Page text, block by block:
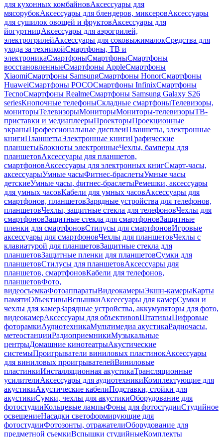
для кухонных комбайновАксессуары для
мясорубокАксессуары для блендеров, миксеровАксессуары
для сушилок овощей и фруктовАксессуары для
йогуртницАксессуары для аэрогрилей,
электрогрилейАксессуары для соковыжималокСредства для
ухода за техникойСмартфоны, ТВ и
электроникаСмартфоныСмартфоныСмартфоны
восстановленныеСмартфоны AppleСмартфоны
XiaomiСмартфоны SamsungСмартфоны HonorСмартфоны
HuaweiСмартфоны POCOСмартфоны InfinixСмартфоны
TecnoСмартфоны RealmeСмартфоны Samsung Galaxy S26
seriesКнопочные телефоныСкладные смартфоныТелевизоры,
мониторыТелевизорыМониторыМониторы-телевизорыТВ-
приставки и медиаплеерыПроекторыПроекционные
экраныПрофессиональные дисплеиПланшеты, электронные
книгиПланшетыЭлектронные книгиГрафические
планшетыБлокноты электронныеЧехлы, бамперы для
планшетовАксессуары для планшетов,
смартфоновАксессуары для электронных книгСмарт-часы,
аксессуарыУмные часыФитнес-браслетыУмные часы
детскиеУмные часы, фитнес-браслетыРемешки, аксессуары
для умных часовКабели для умных часовАксессуары для
смартфонов, планшетовЗарядные устройства для телефонов,
планшетовЧехлы, защитные стекла для телефоновЧехлы для
смартфоновЗащитные стекла для смартфоновЗащитные
пленки для смартфоновСтилусы для смартфоновИгровые
аксессуары для смартфоновЧехлы для планшетовЧехлы с
клавиатурой для планшетовЗащитные стекла для
планшетовЗащитные пленки для планшетовСумки для
планшетовСтилусы для планшетовАксессуары для
планшетов, смартфоновКабели для телефонов,
планшетовФото,
видеосъемкаФотоаппаратыВидеокамерыЭкшн-камерыКарты
памятиОбъективыВспышкиАксессуары для камерСумки и
чехлы для камерЗарядные устройства, аккумуляторы для фото,
видеокамерАксессуары для объективовШтативыЦифровые
фоторамкиАудиотехникаМультимедиа акустикаРадиочасы,
метеостанцииРадиоприемникиМузыкальные
центрыДомашние кинотеатрыАкустические
системыПроигрыватели виниловых пластинокАксессуары
для виниловых проигрывателейВиниловые
пластинкиИнсталляционная акустикаТрансляционные
усилителиАксессуары для аудиотехникиКомплектующие для
акустикиАкустические кабелиПодставки, стойки для
акустикиСумки, чехлы для акустикиОборудование для
фотостудииКольцевые лампыФоны для фотостудииСтудийное
освещениеНасадки светоформирующие для
фотостудииФотозонты, отражателиОборудование для
предметной съемкиВспышки студийныеКомплекты